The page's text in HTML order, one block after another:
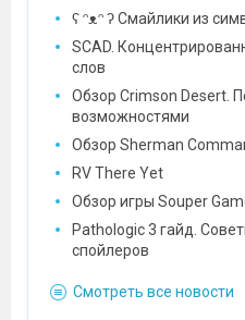
ʕ ᵔᴥᵔ ʔ Смайлики из
SCAD.
слов
Обзор Crimson Desert.
возможностями
Обзор Sherman
RV There Yet
Обзор игры Souper
Pathologic 3 гайд.
спойлеров
Смотреть все новости